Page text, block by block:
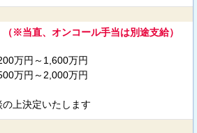
※当直、オンコール手当は別途支給）
万円～1,600万円
万円～2,000万円
上決定いたします